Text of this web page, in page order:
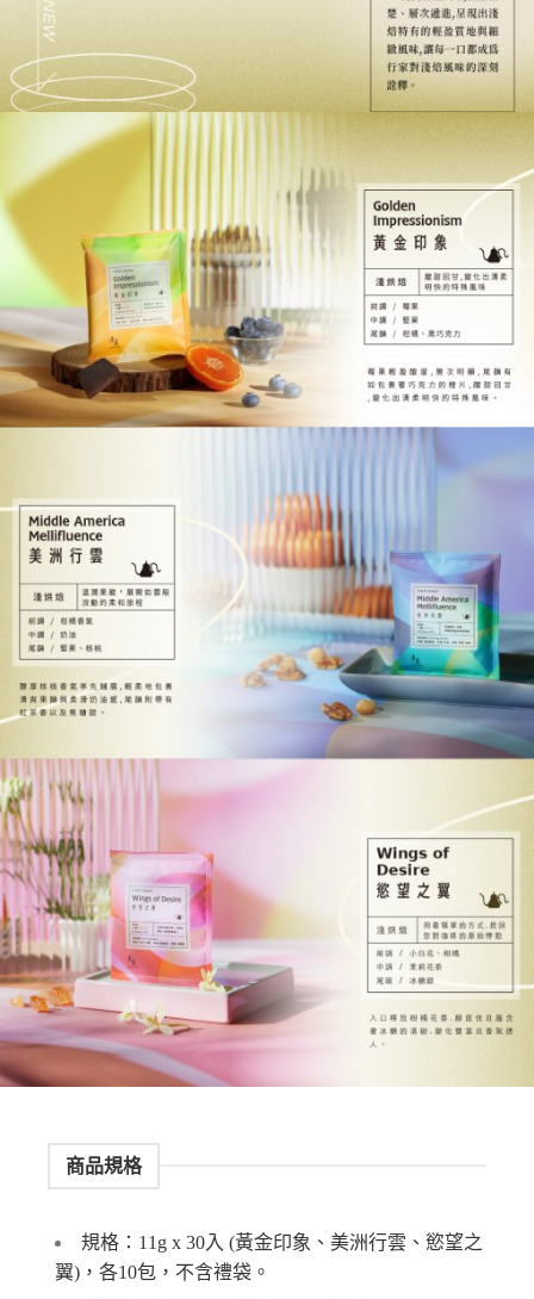
商品規格
規格：11g x 30入 (黃金印象、美洲行雲、慾望之
翼)，各10包，不含禮袋。